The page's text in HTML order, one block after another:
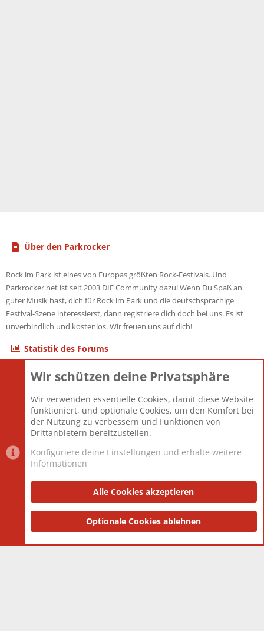
Über den Parkrocker
Rock im Park ist eines von Europas größten Rock-Festivals. Und
Parkrocker.net ist seit 2003 DIE Community dazu! Wenn Du Spaß an
guter Musik hast, dich für Rock im Park und die deutschsprachige
Festival-Szene interessierst, dann registriere dich doch bei uns. Es ist
unverbindlich und kostenlos. Wir freuen uns auf dich!
Statistik des Forums
Themen
Mitglieder
12.427
Neuestes Mitglied
Berlin
Datenschutzerklärung Impressum
Community platform by XenForo® © 2010-2025 XenForo Ltd.
and add-ons by ThemeHouse
Wir schützen deine Privatsphäre
Wir verwenden essentielle Cookies, damit diese Website
funktioniert, und optionale Cookies, um den Komfort bei
der Nutzung zu verbessern und Funktionen von
Drittanbietern bereitzustellen.
Konfiguriere deine Einstellungen und erhalte weitere
Informationen
Alle Cookies akzeptieren
Optionale Cookies ablehnen